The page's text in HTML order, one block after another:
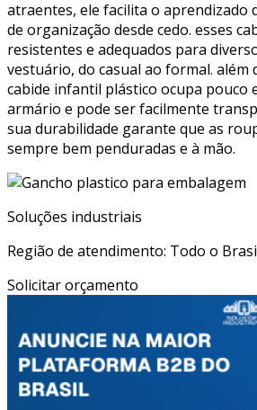
atraentes, ele facilita o aprendizado
de organização desde cedo. esses
resistentes e adequados para
vestuário, do casual ao formal. além
cabide infantil plástico ocupa pouco
armário e pode ser facilmente
sua durabilidade garante que as
sempre bem penduradas e à mão.
Soluções industriais
Região de atendimento: Todo o
Solicitar orçamento